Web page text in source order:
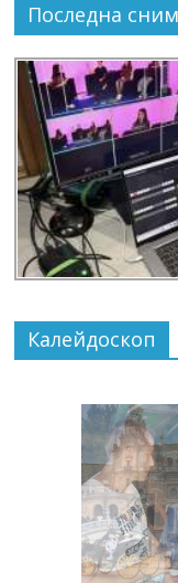
Последна
Калейдоскоп